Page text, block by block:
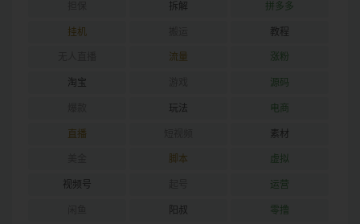
拆解 拼多多
挂机 教程
流量 涨粉
淘宝 源码
玩法 电商
直播 素材
脚本 虚拟
视频号 运营
阳叔 零撸